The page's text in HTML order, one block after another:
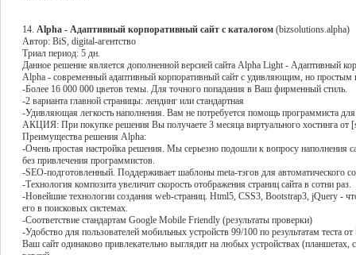
14. Alpha - Адаптивный корпоративный сайт с каталогом (bizsolutions.alpha)
Автор: BiS, digital-агентство
Триал период: 5 дн.
Данное решение является дополненной версией сайта Alpha Light - Адаптивный
Alpha - cовременный адаптивный корпоративный сайт с удивляющим, но
-Более 16 000 000 цветов темы. Для точного попадания в Ваш фирменный стиль.
-2 варианта главной страницы: лендинг или стандартная
-Удивляющая легкость наполнения. Вам не потребуется помощь программиста для
АКЦИЯ: При покупке решения Вы получаете 3 месяца виртуального хостинга от
Преимущества решения Alpha:
-Очень простая настройка решения. Мы серьезно подошли к вопросу наполнения
без привлечения программистов.
-SEO-подготовленный. Поддерживает шаблоны meta-тэгов для автоматического
-Технология композита увеличит скорость отображения страниц сайта в сотни раз.
-Новейшие технологии создания web-страниц. Html5, CSS3, Bootstrap3, jQuery -
его в поисковых системах.
-Соответствие стандартам Google Mobile Friendly (результаты проверки)
-Удобство для пользователей мобильных устройств 99/100 по результатам теста
Ваш сайт одинаково привлекательно выглядит на любых устройствах